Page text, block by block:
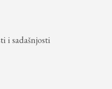
i sadašnjosti